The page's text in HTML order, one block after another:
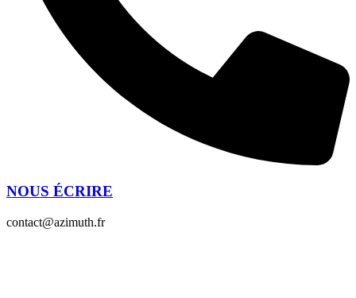
NOUS ÉCRIRE
contact@azimuth.fr